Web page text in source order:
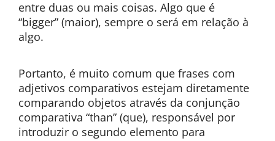
entre duas ou mais coisas. Algo que é
“bigger” (maior), sempre o será em relação à
algo.
Portanto, é muito comum que frases com
adjetivos comparativos estejam diretamente
comparando objetos através da conjunção
comparativa “than” (que), responsável por
introduzir o segundo elemento para